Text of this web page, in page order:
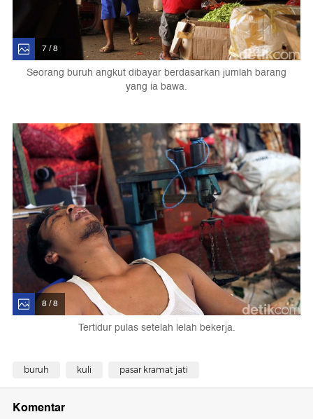
7 / 8
Seorang buruh angkut dibayar berdasarkan jumlah barang
yang ia bawa.
8 / 8
Tertidur pulas setelah lelah bekerja.
buruh kuli pasar kramat jati
Komentar